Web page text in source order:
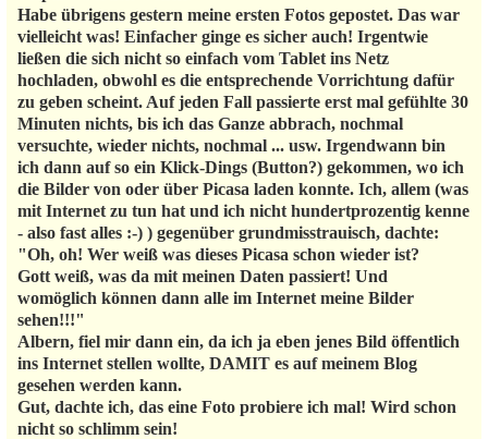
Habe übrigens gestern meine ersten Fotos gepostet. Das war
vielleicht was! Einfacher ginge es sicher auch! Irgentwie
ließen die sich nicht so einfach vom Tablet ins Netz
hochladen, obwohl es die entsprechende Vorrichtung dafür
zu geben scheint. Auf jeden Fall passierte erst mal gefühlte 30
Minuten nichts, bis ich das Ganze abbrach, nochmal
versuchte, wieder nichts, nochmal ... usw. Irgendwann bin
ich dann auf so ein Klick-Dings (Button?) gekommen, wo ich
die Bilder von oder über Picasa laden konnte. Ich, allem (was
mit Internet zu tun hat und ich nicht hundertprozentig kenne
- also fast alles :-) ) gegenüber grundmisstrauisch, dachte:
"Oh, oh! Wer weiß was dieses Picasa schon wieder ist?
Gott weiß, was da mit meinen Daten passiert! Und
womöglich können dann alle im Internet meine Bilder
sehen!!!"
Albern, fiel mir dann ein, da ich ja eben jenes Bild öffentlich
ins Internet stellen wollte, DAMIT es auf meinem Blog
gesehen werden kann.
Gut, dachte ich, das eine Foto probiere ich mal! Wird schon
nicht so schlimm sein!